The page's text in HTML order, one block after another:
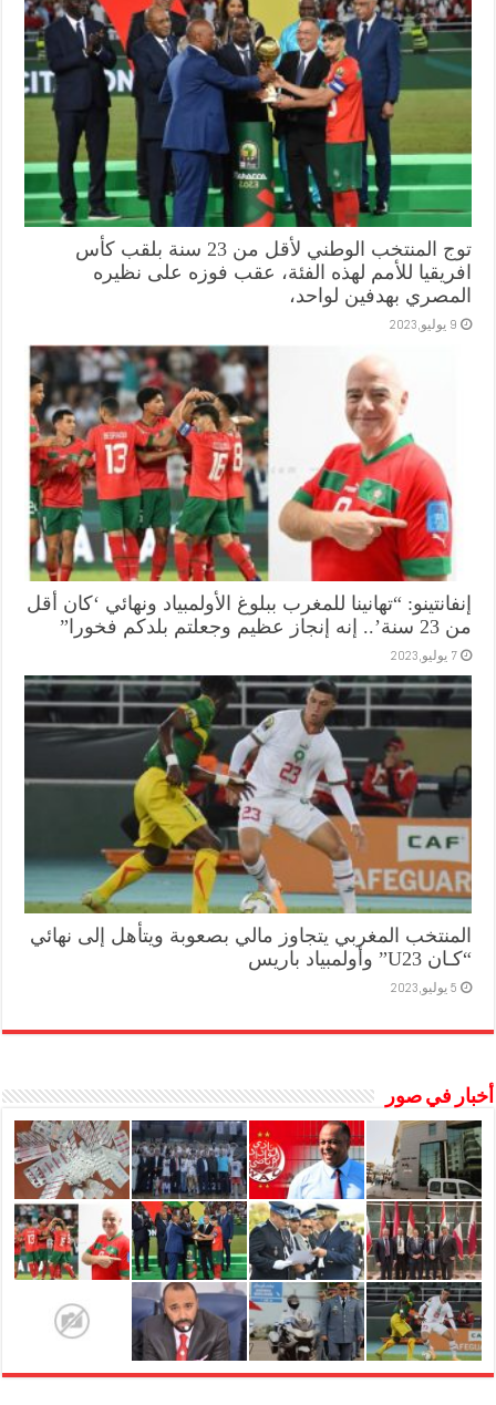
توج المنتخب الوطني لأقل من 23 سنة بلقب كأس
افريقيا للأمم لهذه الفئة، عقب فوزه على نظيره
المصري بهدفين لواحد،
9 يوليو,2023
إنفانتينو: “تهانينا للمغرب ببلوغ الأولمبياد ونهائي ‘كان أقل
من 23 سنة’.. إنه إنجاز عظيم وجعلتم بلدكم فخورا”
7 يوليو,2023
المنتخب المغربي يتجاوز مالي بصعوبة ويتأهل إلى نهائي
“كـان U23” وأولمبياد باريس
5 يوليو,2023
أخبار في صور